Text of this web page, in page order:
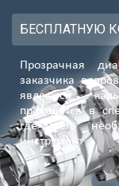
БЕСПЛАТНУЮ
Прозрачная
заказчика в
являются
проводятся в
где есть
инструмент